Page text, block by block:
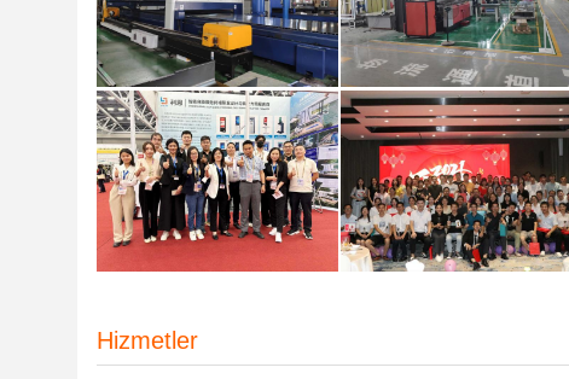
Hizmetler